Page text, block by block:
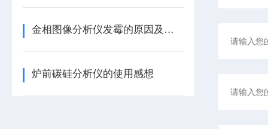
金相图像分析仪发霉的原因及处理
炉前碳硅分析仪的使用感想